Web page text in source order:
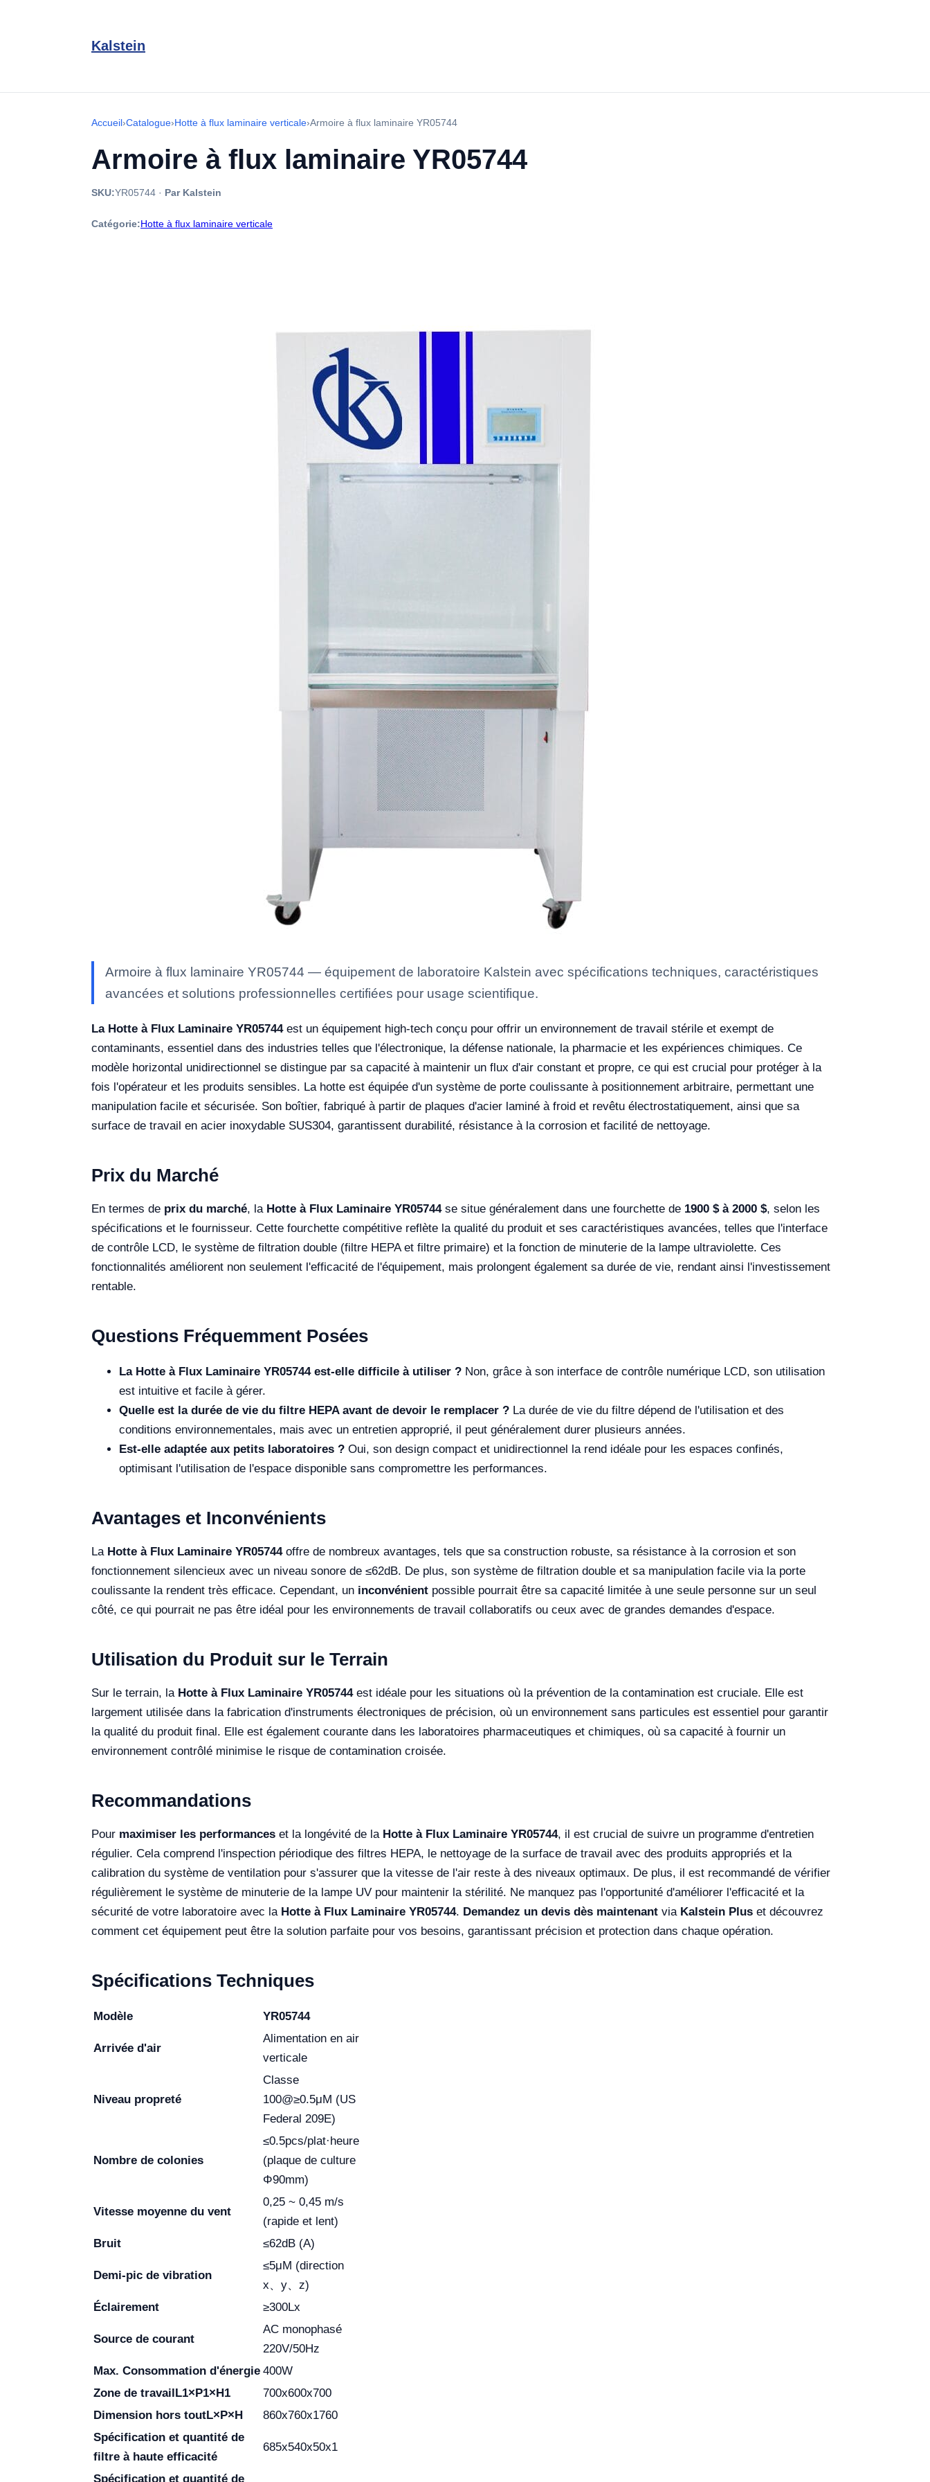
Kalstein
Accueil›Catalogue›Hotte à flux laminaire verticale›Armoire à flux laminaire YR05744
Armoire à flux laminaire YR05744
SKU:YR05744 · Par Kalstein
Catégorie:Hotte à flux laminaire verticale
Armoire à flux laminaire YR05744 — équipement de laboratoire Kalstein avec spécifications techniques, caractéristiques
avancées et solutions professionnelles certifiées pour usage scientifique.
La Hotte à Flux Laminaire YR05744est un équipement high-tech conçu pour offrir un environnement de travail stérile et exempt de
contaminants, essentiel dans des industries telles que l'électronique, la défense nationale, la pharmacie et les expériences chimiques. Ce
modèle horizontal unidirectionnel se distingue par sa capacité à maintenir un flux d'air constant et propre, ce qui est crucial pour protéger à la
fois l'opérateur et les produits sensibles. La hotte est équipée d'un système de porte coulissante à positionnement arbitraire, permettant une
manipulation facile et sécurisée. Son boîtier, fabriqué à partir de plaques d'acier laminé à froid et revêtu électrostatiquement, ainsi que sa
surface de travail en acier inoxydable SUS304, garantissent durabilité, résistance à la corrosion et facilité de nettoyage.
Prix du Marché
En termes de prix du marché, la Hotte à Flux Laminaire YR05744se situe généralement dans une fourchette de 1900 $ à 2000 $, selon les
spécifications et le fournisseur. Cette fourchette compétitive reflète la qualité du produit et ses caractéristiques avancées, telles que l'interface
de contrôle LCD, le système de filtration double (filtre HEPA et filtre primaire) et la fonction de minuterie de la lampe ultraviolette. Ces
fonctionnalités améliorent non seulement l'efficacité de l'équipement, mais prolongent également sa durée de vie, rendant ainsi l'investissement
rentable.
Questions Fréquemment Posées
La Hotte à Flux Laminaire YR05744 est-elle difficile à utiliser ? Non, grâce à son interface de contrôle numérique LCD, son utilisation
est intuitive et facile à gérer.
Quelle est la durée de vie du filtre HEPA avant de devoir le remplacer ? La durée de vie du filtre dépend de l'utilisation et des
conditions environnementales, mais avec un entretien approprié, il peut généralement durer plusieurs années.
Est-elle adaptée aux petits laboratoires ? Oui, son design compact et unidirectionnel la rend idéale pour les espaces confinés,
optimisant l'utilisation de l'espace disponible sans compromettre les performances.
Avantages et Inconvénients
La Hotte à Flux Laminaire YR05744offre de nombreux avantages, tels que sa construction robuste, sa résistance à la corrosion et son
fonctionnement silencieux avec un niveau sonore de ≤62dB. De plus, son système de filtration double et sa manipulation facile via la porte
coulissante la rendent très efficace. Cependant, un inconvénient possible pourrait être sa capacité limitée à une seule personne sur un seul
côté, ce qui pourrait ne pas être idéal pour les environnements de travail collaboratifs ou ceux avec de grandes demandes d'espace.
Utilisation du Produit sur le Terrain
Sur le terrain, la Hotte à Flux Laminaire YR05744est idéale pour les situations où la prévention de la contamination est cruciale. Elle est
largement utilisée dans la fabrication d'instruments électroniques de précision, où un environnement sans particules est essentiel pour garantir
la qualité du produit final. Elle est également courante dans les laboratoires pharmaceutiques et chimiques, où sa capacité à fournir un
environnement contrôlé minimise le risque de contamination croisée.
Recommandations
Pour maximiser les performances et la longévité de la Hotte à Flux Laminaire YR05744, il est crucial de suivre un programme d'entretien
régulier. Cela comprend l'inspection périodique des filtres HEPA, le nettoyage de la surface de travail avec des produits appropriés et la
calibration du système de ventilation pour s'assurer que la vitesse de l'air reste à des niveaux optimaux. De plus, il est recommandé de vérifier
régulièrement le système de minuterie de la lampe UV pour maintenir la stérilité. Ne manquez pas l'opportunité d'améliorer l'efficacité et la
sécurité de votre laboratoire avec la Hotte à Flux Laminaire YR05744. Demandez un devis dès maintenant via Kalstein Plus et découvrez
comment cet équipement peut être la solution parfaite pour vos besoins, garantissant précision et protection dans chaque opération.
Spécifications Techniques
Modèle YR05744
Arrivée d'air
Alimentation en air
verticale
Niveau propreté
Classe
100@≥0.5μM (US
Federal 209E)
Nombre de colonies
≤0.5pcs/plat·heure
(plaque de culture
Φ90mm)
Vitesse moyenne du vent
0,25 ~ 0,45 m/s
(rapide et lent)
Bruit
≤62dB (A)
Demi-pic de vibration
≤5μM (direction
x、y、z)
Éclairement
≥300Lx
Source de courant
AC monophasé
220V/50Hz
Max. Consommation d'énergie 400W
Zone de travailL1×P1×H1
700x600x700
Dimension hors toutL×P×H
860x760x1760
Spécification et quantité de
filtre à haute efficacité
685x540x50x1
Spécification et quantité de